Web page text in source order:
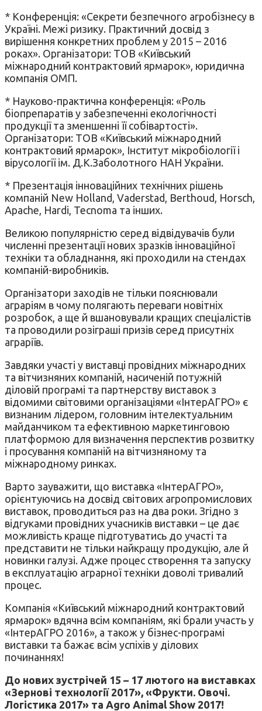
* Конференція: «Секрети безпечного агробізнесу в
Україні. Межі ризику. Практичний досвід з
вирішення конкретних проблем у 2015 – 2016
роках». Організатори: ТОВ «Київський
міжнародний контрактовий ярмарок», юридична
компанія ОМП.
* Науково-практична конференція: «Роль
біопрепаратів у забезпеченні екологічності
продукції та зменшенні її собівартості».
Організатори: ТОВ «Київський міжнародний
контрактовий ярмарок», Інститут мікробіології і
вірусології ім. Д.К.Заболотного НАН України.
* Презентація інноваційних технічних рішень
компаній New Holland, Vaderstad, Berthoud, Horsch,
Apache, Hardi, Tecnoma та інших.
Великою популярністю серед відвідувачів були
численні презентації нових зразків інноваційної
техніки та обладнання, які проходили на стендах
компаній-виробників.
Організатори заходів не тільки пояснювали
аграріям в чому полягають переваги новітніх
розробок, а ще й вшановували кращих спеціалістів
та проводили розіграші призів серед присутніх
аграріїв.
Завдяки участі у виставці провідних міжнародних
та вітчизняних компаній, насиченій потужній
діловій програмі та партнерству виставок з
відомими світовими організаціями «ІнтерАГРО» є
визнаним лідером, головним інтелектуальним
майданчиком та ефективною маркетинговою
платформою для визначення перспектив розвитку
і просування компаній на вітчизняному та
міжнародному ринках.
Варто зауважити, що виставка «ІнтерАГРО»,
орієнтуючись на досвід світових агропромислових
виставок, проводиться раз на два роки. Згідно з
відгуками провідних учасників виставки – це дає
можливість краще підготуватись до участі та
представити не тільки найкращу продукцію, але й
новинки галузі. Адже процес створення та запуску
в експлуатацію аграрної техніки доволі тривалий
процес.
Компанія «Київський міжнародний контрактовий
ярмарок» вдячна всім компаніям, які брали участь у
«ІнтерАГРО 2016», а також у бізнес-програмі
виставки та бажає всім успіхів у ділових
починаннях!
До нових зустрічей 15 – 17 лютого на виставках
«Зернові технології 2017», «Фрукти. Овочі.
Логістика 2017» та Agro Animal Show 2017!